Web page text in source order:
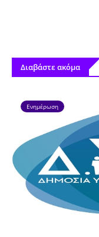
Διαβάστε ακόμα
Ενημέρωση